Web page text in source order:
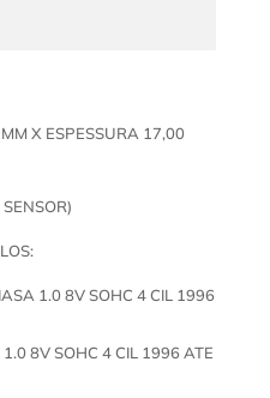
X ESPESSURA 17,00
1.0 8V SOHC 4 CIL 1996
8V SOHC 4 CIL 1996 ATE